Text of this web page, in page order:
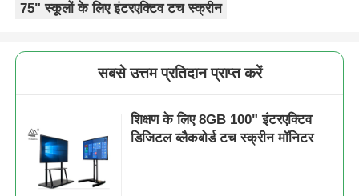
75" स्कूलों के लिए इंटरएक्टिव टच स्क्रीन
सबसे उत्तम प्रतिदान प्राप्त करें
शिक्षण के लिए 8GB 100" इंटरएक्टिव
डिजिटल ब्लैकबोर्ड टच स्क्रीन मॉनिटर